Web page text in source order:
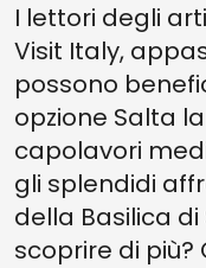
I lettori degli
Visit Italy,
possono
opzione Salta
capolavori
gli splendidi
della Basilica
scoprire di più?